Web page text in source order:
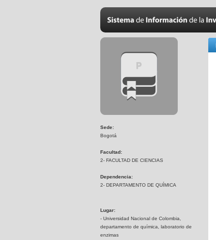
Sede:
Bogotá
Facultad:
2- FACULTAD DE CIENCIAS
Dependencia:
2- DEPARTAMENTO DE QUÍMICA
Lugar:
- Universidad Nacional de Colombia,
departamento de química, laboratorio de
enzimas